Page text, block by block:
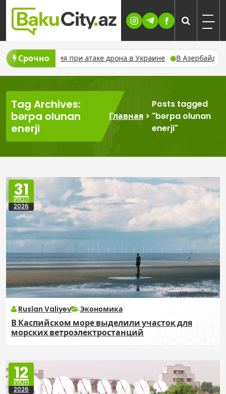
Skip
content
Срочно
при атаке дрона в Украине В Азербайджане
Tag Archives:
bərpa olunan
enerji
Главная>
Posts tagged
"bərpa olunan
enerji"
31
ИЮЛ
2026
Ruslan Valiyev Экономика
В Каспийском море выделили участок для
морских ветроэлектростанций
12
ИЮН
2026